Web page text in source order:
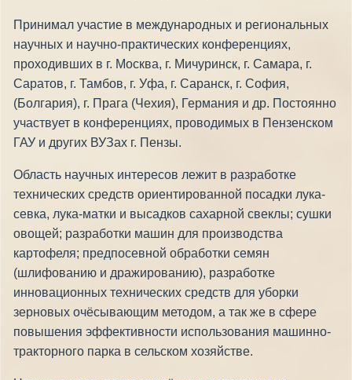
Принимал участие в международных и региональных
научных и научно-практических конференциях,
проходивших в г. Москва, г. Мичуринск, г. Самара, г.
Саратов, г. Тамбов, г. Уфа, г. Саранск, г. София,
(Болгария), г. Прага (Чехия), Германия и др. Постоянно
участвует в конференциях, проводимых в Пензенском
ГАУ и других ВУЗах г. Пензы.
Область научных интересов лежит в разработке
технических средств ориентированной посадки лука-
севка, лука-матки и высадков сахарной свеклы; сушки
овощей; разработки машин для производства
картофеля; предпосевной обработки семян
(шлифованию и дражированию), разработке
инновационных технических средств для уборки
зерновых очёсывающим методом, а так же в сфере
повышения эффективности использования машинно-
тракторного парка в сельском хозяйстве.